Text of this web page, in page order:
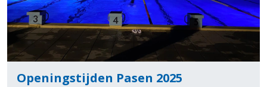
Openingstijden Pasen 2025